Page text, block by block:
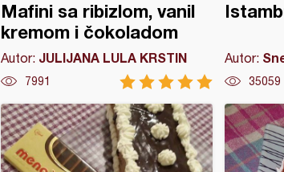
Mafini sa ribizlom, vanil
kremom i čokoladom
Autor: JULIJANA LULA KRSTIN
7991
Autor:
35059